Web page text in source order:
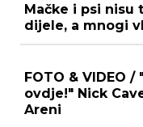
Mačke i psi nisu
dijele, a mnogi
FOTO & VIDEO
ovdje!" Nick
Areni